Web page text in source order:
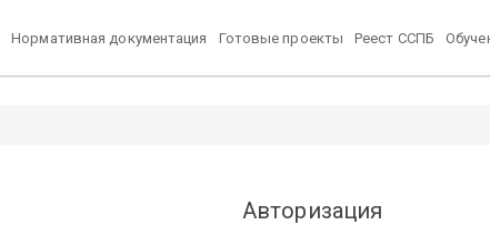
Нормативная документация Готовые проекты Реест ССПБ
Авторизация